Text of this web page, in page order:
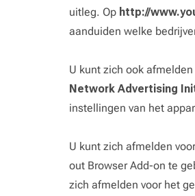
uitleg. Op http://
aanduiden welke
U kunt zich ook
Network Advertising
instellingen van het
U kunt zich afmelden
out Browser Add-on te
zich afmelden voor het